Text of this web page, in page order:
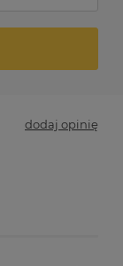
dodaj opinię